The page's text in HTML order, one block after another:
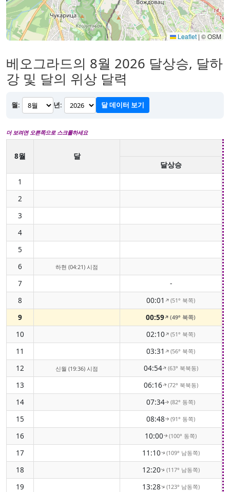
Leaflet | © OSM
베오그라드의 8월 2026 달상승, 달하
강 및 달의 위상 달력
월: 년: 달 데이터 보기
더 보려면 오른쪽으로 스크롤하세요
8월
달
달상승
1
2
3
4
5
6
하현 (04:21) 시점
7
-
8
00:01↑(51° 북쪽)
9 00:59↑(49° 북쪽)
10 02:10↑(51° 북쪽)
11 03:31↑(56° 북쪽)
12 신월 (19:36) 시점 04:54↑(63° 북북동)
13 06:16↑(72° 북북동)
14 07:34↑(82° 동쪽)
15 08:48↑(91° 동쪽)
16 10:00↑(100° 동쪽)
17 11:10↑(109° 남동쪽)
18 12:20↑(117° 남동쪽)
19 13:28↑(123° 남동쪽)